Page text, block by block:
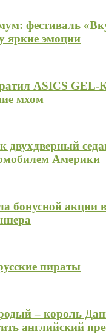
фестиваль
яркие эмоции
ASICS GEL-
мхом
двухдверный
Америки
бонусной акции
пираты
– король
английский